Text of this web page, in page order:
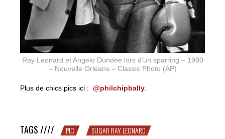
Ray Leonard et Angelo Dundee lors d’un sparring – 1980
– Nouvelle Orléans – Classic Photo (AP)
Plus de chics pics ici : @philchipbally
TAGS //// PIC SUGAR RAY LEONARD